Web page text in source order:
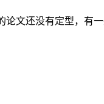
文还没有定型，有